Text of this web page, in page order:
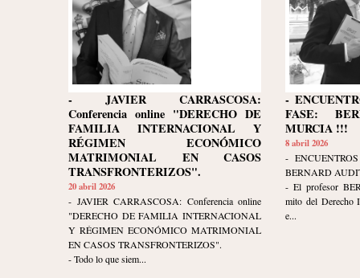
- JAVIER CARRASCOSA:
Conferencia online "DERECHO DE
FAMILIA INTERNACIONAL Y
RÉGIMEN ECONÓMICO
MATRIMONIAL EN CASOS
TRANSFRONTERIZOS".
20 abril 2026
- JAVIER CARRASCOSA: Conferencia online
"DERECHO DE FAMILIA INTERNACIONAL
Y RÉGIMEN ECONÓMICO MATRIMONIAL
EN CASOS TRANSFRONTERIZOS".
- Todo lo que siem...
-
FASE:
MURCIA !!!
8 abril 2026
-
BERNARD
- El profesor
mito del Derecho
e...